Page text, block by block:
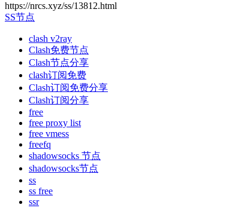
https://nrcs.xyz/ss/13812.html
SS节点
clash v2ray
Clash免费节点
Clash节点分享
clash订阅免费
Clash订阅免费分享
Clash订阅分享
free
free proxy list
free vmess
freefq
shadowsocks 节点
shadowsocks节点
ss
ss free
ssr